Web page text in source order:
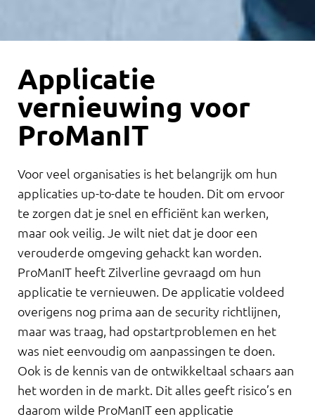
Applicatie
vernieuwing voor
ProManIT
Voor veel organisaties is het belangrijk om hun
applicaties up-to-date te houden. Dit om ervoor
te zorgen dat je snel en efficiënt kan werken,
maar ook veilig. Je wilt niet dat je door een
verouderde omgeving gehackt kan worden.
ProManIT heeft Zilverline gevraagd om hun
applicatie te vernieuwen. De applicatie voldeed
overigens nog prima aan de security richtlijnen,
maar was traag, had opstartproblemen en het
was niet eenvoudig om aanpassingen te doen.
Ook is de kennis van de ontwikkeltaal schaars aan
het worden in de markt. Dit alles geeft risico’s en
daarom wilde ProManIT een applicatie